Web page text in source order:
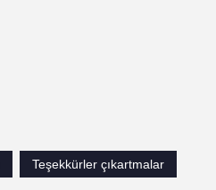
Teşekkürler çıkartmalar